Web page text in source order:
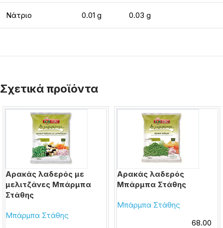
Νάτριο 0.01 g 0.03 g
Σχετικά προϊόντα
Αρακάς λαδερός με
μελιτζάνες Μπάρμπα
Στάθης
Μπάρμπα Στάθης
Αρακάς λαδερός
Μπάρμπα Στάθης
Μπάρμπα Στάθης
68.00